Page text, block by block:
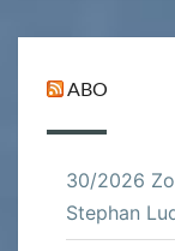
ABO
30/2026
Stephan